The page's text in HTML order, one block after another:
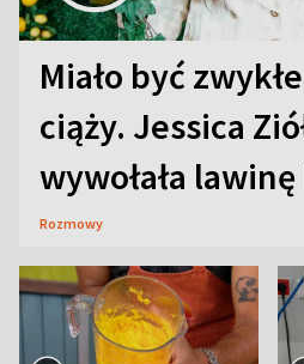
Miało być
ciąży. Jessica
wywołała
Rozmowy